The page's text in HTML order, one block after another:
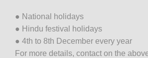
● National holidays
● Hindu festival holidays
● 4th to 8th December every year
For more details, contact on the